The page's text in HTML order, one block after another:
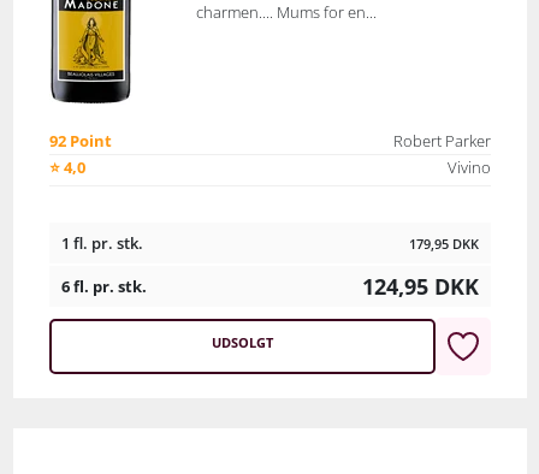
charmen.... Mums for en...
92 Point
Robert Parker
⭐ 4,0
Vivino
1 fl. pr. stk. 179,95 DKK
6 fl. pr. stk. 124,95 DKK
UDSOLGT